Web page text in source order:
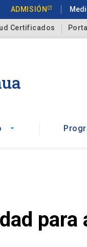
ADMISIÓN
Certificados
arrow_drop_down
para